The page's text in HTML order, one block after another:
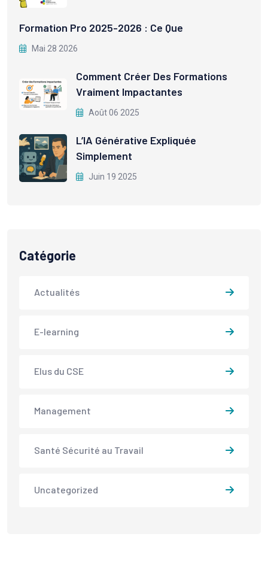
Formation Pro 2025-2026 : Ce Que
Mai 28 2026
Comment Créer Des Formations
Vraiment Impactantes
Août 06 2025
L’IA Générative Expliquée
Simplement
Juin 19 2025
Catégorie
Actualités
E-learning
Elus du CSE
Management
Santé Sécurité au Travail
Uncategorized